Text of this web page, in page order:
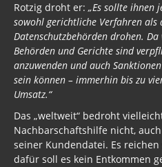
Rotzig droht er: „Es sollte ihnen
sowohl gerichtliche Verfahren als
Datenschutzbehörden drohen.
Behörden und Gerichte sind
anzuwenden und auch
sein können – immerhin bis zu
Umsatz.“
Das „weltweit“ bedroht
Nachbarschaftshilfe nicht,
seiner Kundendatei. Es reichen
dafür soll es kein Entkommen